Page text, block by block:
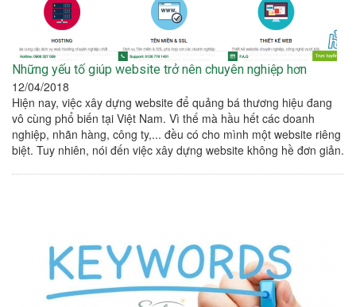
Những yếu tố giúp website trở nên chuyên nghiệp hơn
12/04/2018
Hiện nay, việc xây dựng website để quảng bá thương hiệu đang
vô cùng phổ biến tại Việt Nam. Vì thế mà hầu hết các doanh
nghiệp, nhãn hàng, công ty,... đều có cho mình một website riêng
biệt. Tuy nhiên, nói đến việc xây dựng website không hề đơn giản.